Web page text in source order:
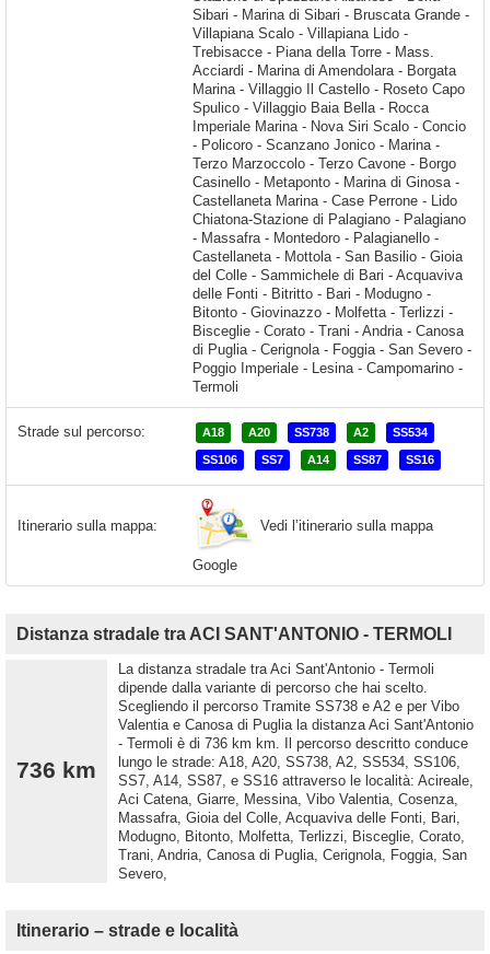
Strade sul percorso: A18 A20 SS738 A2 SS534
SS106 SS7 A14 SS87 SS16
Itinerario sulla mappa: Vedi l’itinerario sulla mappa
Google
Distanza stradale tra ACI SANT'ANTONIO - TERMOLI
736 km
La distanza stradale tra Aci Sant'Antonio - Termoli
dipende dalla variante di percorso che hai scelto.
Scegliendo il percorso Tramite SS738 e A2 e per Vibo
Valentia e Canosa di Puglia la distanza Aci Sant'Antonio
- Termoli è di 736 km km. Il percorso descritto conduce
lungo le strade: A18, A20, SS738, A2, SS534, SS106,
SS7, A14, SS87, e SS16 attraverso le località: Acireale,
Aci Catena, Giarre, Messina, Vibo Valentia, Cosenza,
Massafra, Gioia del Colle, Acquaviva delle Fonti, Bari,
Modugno, Bitonto, Molfetta, Terlizzi, Bisceglie, Corato,
Trani, Andria, Canosa di Puglia, Cerignola, Foggia, San
Severo,
Itinerario – strade e località